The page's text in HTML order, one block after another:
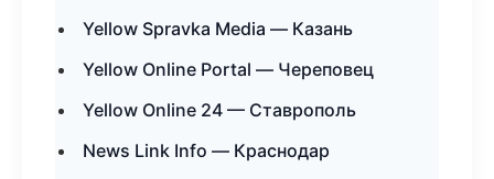
Yellow Spravka Media — Казань
Yellow Online Portal — Череповец
Yellow Online 24 — Ставрополь
News Link Info — Краснодар